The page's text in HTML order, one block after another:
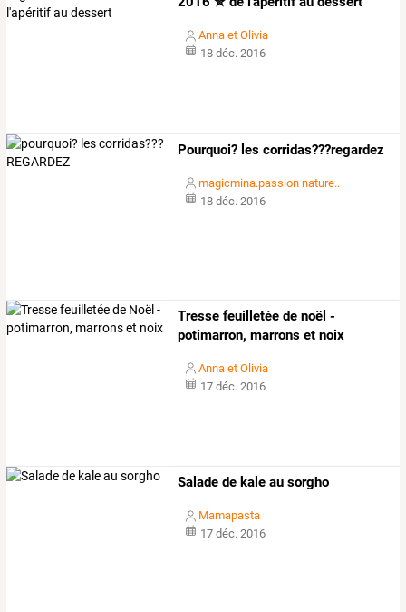
Anna et Olivia
18 déc. 2016
Pourquoi? les corridas???regardez
magicmina.passion nature..
18 déc. 2016
Tresse feuilletée de noël -
potimarron, marrons et noix
Anna et Olivia
17 déc. 2016
Salade de kale au sorgho
Mamapasta
17 déc. 2016